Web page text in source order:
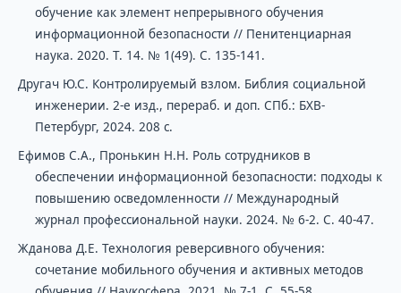
обучение как элемент непрерывного обучения
информационной безопасности // Пенитенциарная
наука. 2020. Т. 14. № 1(49). С. 135-141.
Другач Ю.С. Контролируемый взлом. Библия социальной
инженерии. 2-е изд., перераб. и доп. СПб.: БХВ-
Петербург, 2024. 208 с.
Ефимов С.А., Пронькин Н.Н. Роль сотрудников в
обеспечении информационной безопасности: подходы к
повышению осведомленности // Международный
журнал профессиональной науки. 2024. № 6-2. С. 40-47.
Жданова Д.Е. Технология реверсивного обучения:
сочетание мобильного обучения и активных методов